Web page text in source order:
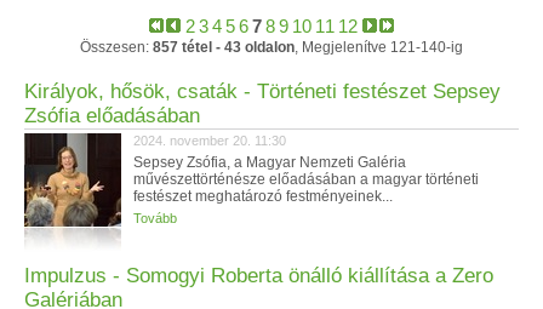
23456789 10 11 12
Összesen: 857 tétel - 43 oldalon, Megjelenítve 121-140-ig
Királyok, hősök, csaták - Történeti festészet Sepsey
Zsófia előadásában
2024. november 20. 11:30
Sepsey Zsófia, a Magyar Nemzeti Galéria
művészettörténésze előadásában a magyar történeti
festészet meghatározó festményeinek...
Tovább
Impulzus - Somogyi Roberta önálló kiállítása a Zero
Galériában